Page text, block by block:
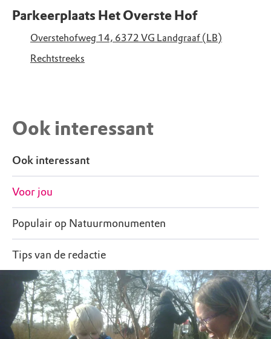
Parkeerplaats Het Overste Hof
Overstehofweg 14, 6372 VG Landgraaf (LB)
Rechtstreeks
Ook interessant
Ook interessant
Voor jou
Populair op Natuurmonumenten
Tips van de redactie